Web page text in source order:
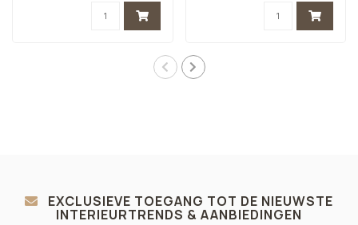
EXCLUSIEVE TOEGANG TOT DE NIEUWSTE
INTERIEURTRENDS & AANBIEDINGEN